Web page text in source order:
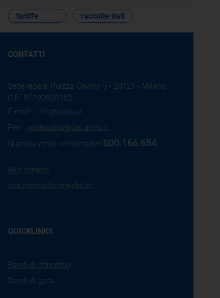
tariffe raccolte dati
CONTATTI
Sede legale: Piazza Cavour 5 - 20121 - Milano
C.F.: 97190020152
E-mail: info@arera.it
Pec: protocollo@pec.arera.it
Numero verde consumatori:800.166.654
Altri contatti
Iscrizione alla newsletter
QUICKLINKS
Bandi di concorso
Bandi di gara